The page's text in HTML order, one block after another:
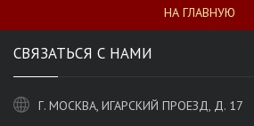
НА ГЛАВНУЮ
СВЯЗАТЬСЯ С НАМИ
Г. МОСКВА, ИГАРСКИЙ ПРОЕЗД, Д. 17